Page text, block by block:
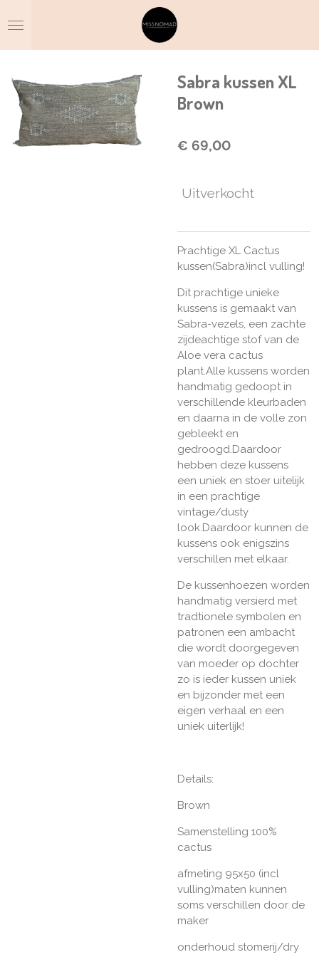
direct
hoofdinhoud
Sabra kussen XL
Brown
€ 69,00
Uitverkocht
Prachtige XL Cactus
kussen(Sabra)incl vulling!
Dit prachtige unieke
kussens is gemaakt van
Sabra-vezels, een zachte
zijdeachtige stof van de
Aloe vera cactus
plant.Alle kussens worden
handmatig gedoopt in
verschillende kleurbaden
en daarna in de volle zon
gebleekt en
gedroogd.Daardoor
hebben deze kussens
een uniek en stoer uitelijk
in een prachtige
vintage/dusty
look.Daardoor kunnen de
kussens ook enigszins
verschillen met elkaar.
De kussenhoezen worden
handmatig versierd met
tradtionele symbolen en
patronen een ambacht
die wordt doorgegeven
van moeder op dochter
zo is ieder kussen uniek
en bijzonder met een
eigen verhaal en een
uniek uiterlijk!
Details:
Brown
Samenstelling 100%
cactus
afmeting 95x50 (incl
vulling)maten kunnen
soms verschillen door de
maker
onderhoud stomerij/dry